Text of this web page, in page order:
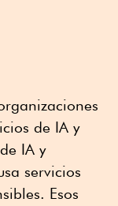
de IA y
IA y
servicios
Esos